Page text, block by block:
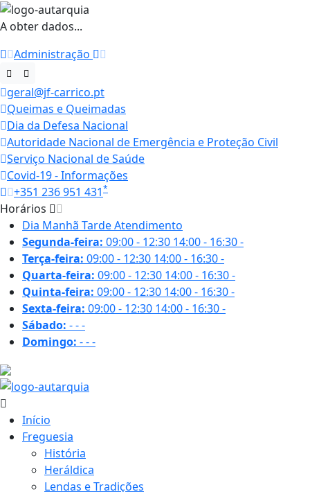
A obter dados...
Administração
geral@jf-carrico.pt
Queimas e Queimadas
Dia da Defesa Nacional
Autoridade Nacional de Emergência e Proteção Civil
Serviço Nacional de Saúde
Covid-19 - Informações
+351 236 951 431*
Horários
Dia Manhã TardeAtendimento
Segunda-feira: 09:00 - 12:30 14:00 - 16:30-
Terça-feira: 09:00 - 12:30 14:00 - 16:30-
Quarta-feira: 09:00 - 12:30 14:00 - 16:30-
Quinta-feira: 09:00 - 12:30 14:00 - 16:30-
Sexta-feira: 09:00 - 12:30 14:00 - 16:30-
Sábado: ---
Domingo: ---
Início
Freguesia
História
Heráldica
Lendas e Tradições